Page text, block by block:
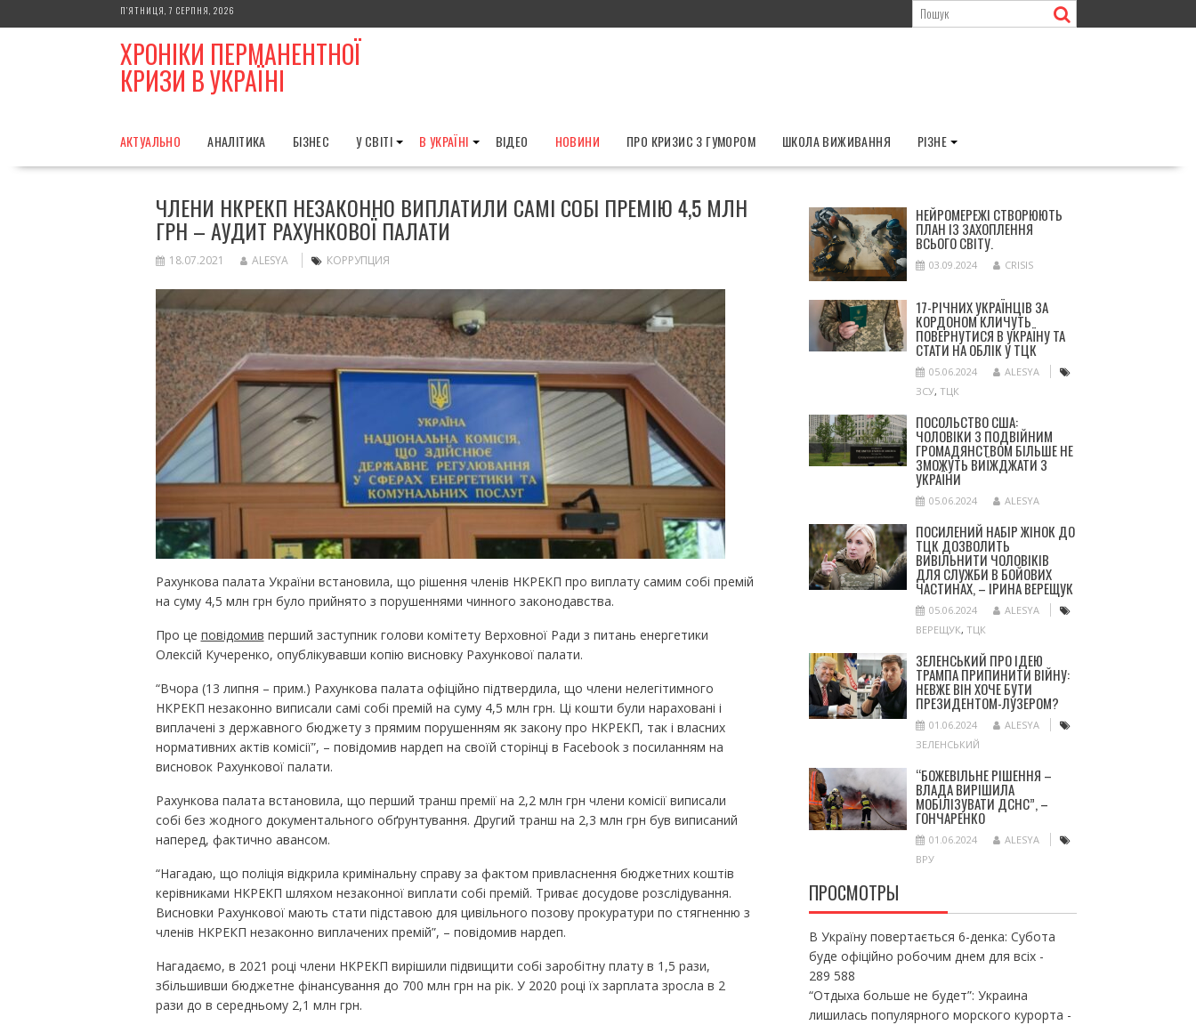
to
П’ЯТНИЦЯ, 7 СЕРПНЯ, 2026
ХРОНІКИ ПЕРМАНЕНТНОЇ
КРИЗИ В УКРАЇНІ
АКТУАЛЬНО АНАЛІТИКА БІЗНЕС У СВІТІ В УКРАЇНІ ВІДЕО НОВИНИ ПРО КРИЗИС З ГУМОРОМ ШКОЛА ВИЖИВАННЯ РІЗНЕ
ЧЛЕНИ НКРЕКП НЕЗАКОННО ВИПЛАТИЛИ САМІ СОБІ ПРЕМІЮ 4,5 МЛН
ГРН – АУДИТ РАХУНКОВОЇ ПАЛАТИ
18.07.2021 ALESYA КОРРУПЦИЯ
Рахункова палата України встановила, що рішення членів НКРЕКП про виплату самим собі премій
на суму 4,5 млн грн було прийнято з порушеннями чинного законодавства.
Про це повідомив перший заступник голови комітету Верховної Ради з питань енергетики
Олексій Кучеренко, опублікувавши копію висновку Рахункової палати.
“Вчора (13 липня – прим.) Рахункова палата офіційно підтвердила, що члени нелегітимного
НКРЕКП незаконно виписали самі собі премій на суму 4,5 млн грн. Ці кошти були нараховані і
виплачені з державного бюджету з прямим порушенням як закону про НКРЕКП, так і власних
нормативних актів комісії”, – повідомив нардеп на своїй сторінці в Facebook з посиланням на
висновок Рахункової палати.
Рахункова палата встановила, що перший транш премії на 2,2 млн грн члени комісії виписали
собі без жодного документального обґрунтування. Другий транш на 2,3 млн грн був виписаний
наперед, фактично авансом.
“Нагадаю, що поліція відкрила кримінальну справу за фактом привласнення бюджетних коштів
керівниками НКРЕКП шляхом незаконної виплати собі премій. Триває досудове розслідування.
Висновки Рахункової мають стати підставою для цивільного позову прокуратури по стягненню з
членів НКРЕКП незаконно виплачених премій”, – повідомив нардеп.
Нагадаємо, в 2021 році члени НКРЕКП вирішили підвищити собі заробітну плату в 1,5 рази,
збільшивши бюджетне фінансування до 700 млн грн на рік. У 2020 році їх зарплата зросла в 2
рази до в середньому 2,1 млн грн.
НЕЙРОМЕРЕЖІ СТВОРЮЮТЬ
ПЛАН ІЗ ЗАХОПЛЕННЯ
ВСЬОГО СВІТУ.
03.09.2024 CRISIS
17-РІЧНИХ УКРАЇНЦІВ ЗА
КОРДОНОМ КЛИЧУТЬ
ПОВЕРНУТИСЯ В УКРАЇНУ ТА
СТАТИ НА ОБЛІК У ТЦК
05.06.2024
ALESYA
ЗСУ, ТЦК
ПОСОЛЬСТВО США:
ЧОЛОВІКИ З ПОДВІЙНИМ
ГРОМАДЯНСТВОМ БІЛЬШЕ НЕ
ЗМОЖУТЬ ВИЇЖДЖАТИ З
УКРАЇНИ
05.06.2024 ALESYA
ПОСИЛЕНИЙ НАБІР ЖІНОК ДО
ТЦК ДОЗВОЛИТЬ
ВИВІЛЬНИТИ ЧОЛОВІКІВ
ДЛЯ СЛУЖБИ В БОЙОВИХ
ЧАСТИНАХ, – ІРИНА ВЕРЕЩУК
05.06.2024
ALESYA
ВЕРЕЩУК, ТЦК
ЗЕЛЕНСЬКИЙ ПРО ІДЕЮ
ТРАМПА ПРИПИНИТИ ВІЙНУ:
НЕВЖЕ ВІН ХОЧЕ БУТИ
ПРЕЗИДЕНТОМ-ЛУЗЕРОМ?
01.06.2024
ALESYA
ЗЕЛЕНСЬКИЙ
“БОЖЕВІЛЬНЕ РІШЕННЯ –
ВЛАДА ВИРІШИЛА
МОБІЛІЗУВАТИ ДСНС”, –
ГОНЧАРЕНКО
01.06.2024
ALESYA
ВРУ
ПРОСМОТРЫ
В Україну повертається 6-денка: Субота
буде офіційно робочим днем для всіх-
289 588
“Отдыха больше не будет”: Украина
лишилась популярного морского курорта -